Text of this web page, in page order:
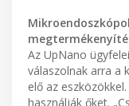
Az UpNano
válaszolnak arra a
elő az
használják őket.